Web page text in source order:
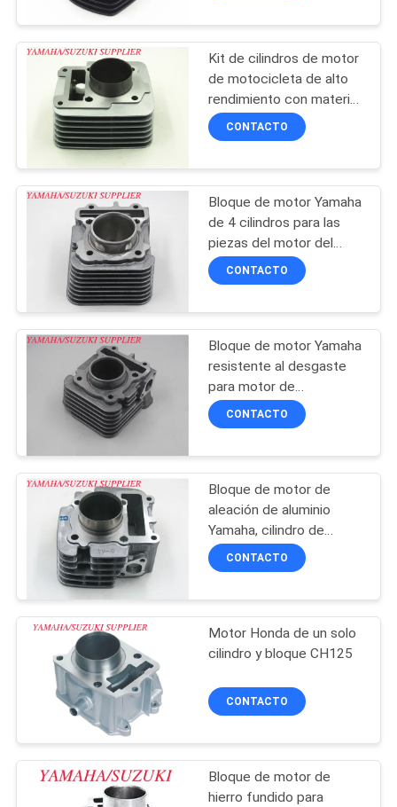
DEL
SITIO
PRIVACY
POLICY
Kit de cilindros de motor
de motocicleta de alto
rendimiento con material
de aluminio
CONTACTO
Bloque de motor Yamaha
de 4 cilindros para las
piezas del motor del
scooter MIO-M3
CONTACTO
Bloque de motor Yamaha
resistente al desgaste
para motor de
motocicleta MIO-J
CONTACTO
Bloque de motor de
aleación de aluminio
Yamaha, cilindro de
motor de motocicleta
refrigerado por aire
CONTACTO
Motor Honda de un solo
cilindro y bloque CH125
CONTACTO
Bloque de motor de
hierro fundido para